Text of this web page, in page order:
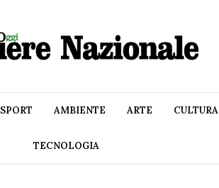
SPORT AMBIENTE ARTE CULTURA
TECNOLOGIA